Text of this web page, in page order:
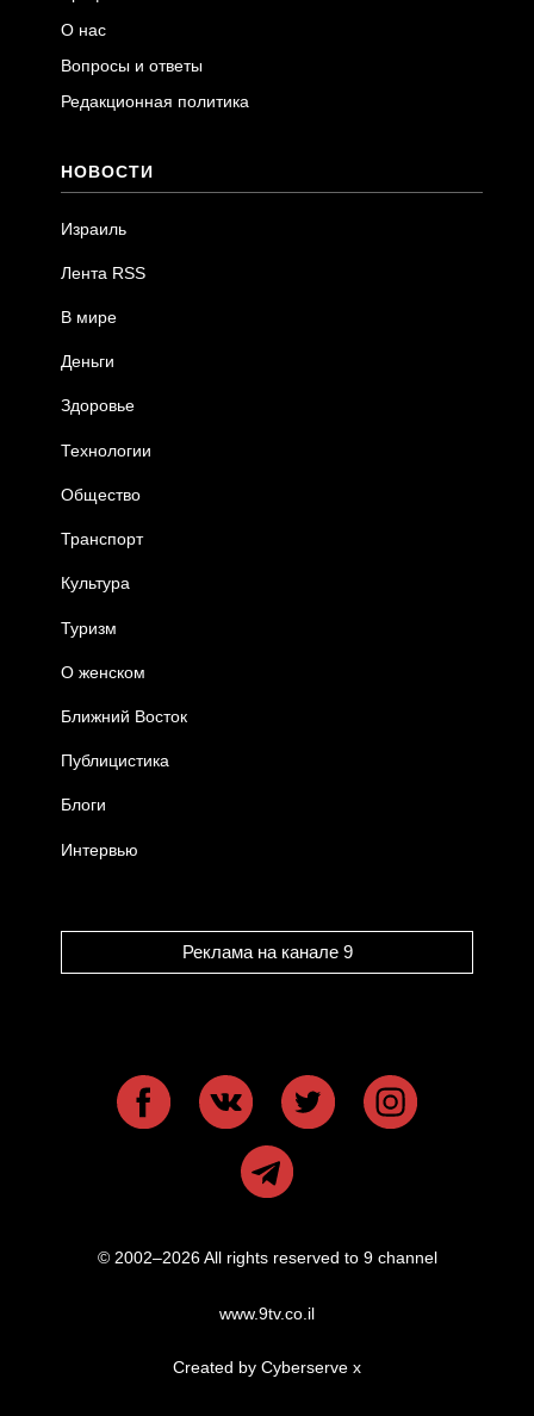
О нас
Вопросы и ответы
Редакционная политика
НОВОСТИ
Израиль
Лента RSS
В мире
Деньги
Здоровье
Технологии
Общество
Транспорт
Культура
Туризм
О женском
Ближний Восток
Публицистика
Блоги
Интервью
Реклама на канале 9
© 2002–2026 All rights reserved to 9 channel
www.9tv.co.il
Created by Cyberserve x